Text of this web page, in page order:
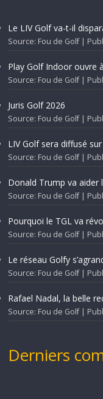
Le LIV Golf va-t-il
Source: Fou de Golf
Play Golf Indoor ouvre
Source: Fou de Golf
Juris Golf 2026
Source: Fou de Golf
LIV Golf sera diffusé
Source: Fou de Golf
Donald Trump va aider
Source: Fou de Golf
Pourquoi le TGL va
Source: Fou de Golf
Le réseau Golfy
Source: Fou de Golf
Rafael Nadal, la belle
Source: Fou de Golf
Derniers